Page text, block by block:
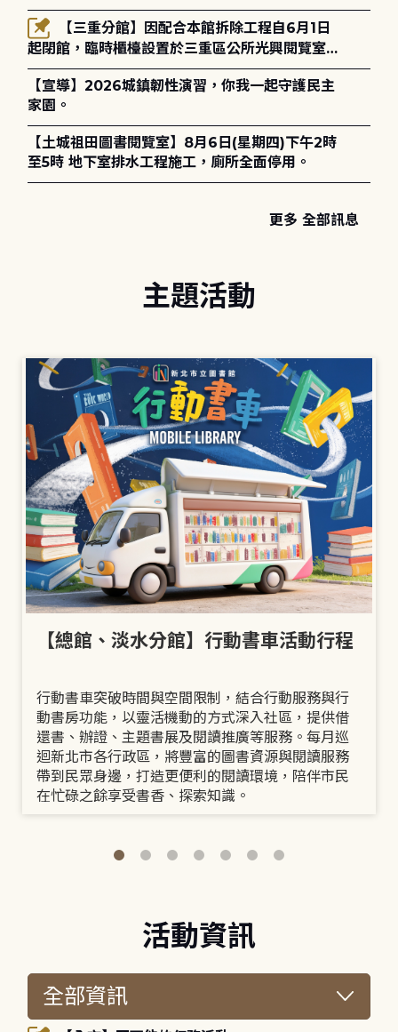
網路升級更新將暫停服務。
起閉館，臨時櫃檯設置於三重區公所光興閱覽室，
造成不便，敬請見諒。
【宣導】2026城鎮韌性演習，你我一起守護民主
家園。
【土城祖田圖書閱覽室】8月6日(星期四)下午2時
至5時 地下室排水工程施工，廁所全面停用。
更多 全部訊息
主題活動
【總館、淡水分館】行動書車活動行程
行動書車突破時間與空間限制，結合行動服務與行
動書房功能，以靈活機動的方式深入社區，提供借
還書、辦證、主題書展及閱讀推廣等服務。每月巡
迴新北市各行政區，將豐富的圖書資源與閱讀服務
帶到民眾身邊，打造更便利的閱讀環境，陪伴市民
在忙碌之餘享受書香、探索知識。
活動資訊